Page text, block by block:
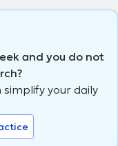
and you do not
your daily